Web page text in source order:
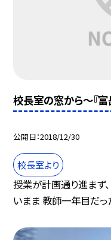
校長室の窓から〜『
公開日 2018/12/30
校長室より
授業が計画通り進まず
いまま 教師一年目だっ